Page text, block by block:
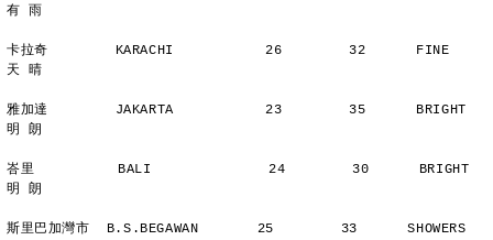
有 雨
卡拉奇        KARACHI           26        32      FINE
天 晴
雅加達        JAKARTA           23        35      BRIGHT
明 朗
峇里          BALI              24        30      BRIGHT
明 朗
斯里巴加灣市  B.S.BEGAWAN       25        33      SHOWERS